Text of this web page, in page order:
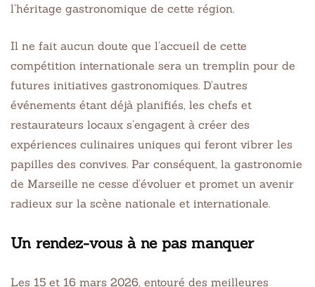
l’héritage gastronomique de cette région.
Il ne fait aucun doute que l’accueil de cette
compétition internationale sera un tremplin pour de
futures initiatives gastronomiques. D’autres
événements étant déjà planifiés, les chefs et
restaurateurs locaux s’engagent à créer des
expériences culinaires uniques qui feront vibrer les
papilles des convives. Par conséquent, la gastronomie
de Marseille ne cesse d’évoluer et promet un avenir
radieux sur la scène nationale et internationale.
Un rendez-vous à ne pas manquer
Les 15 et 16 mars 2026, entouré des meilleures